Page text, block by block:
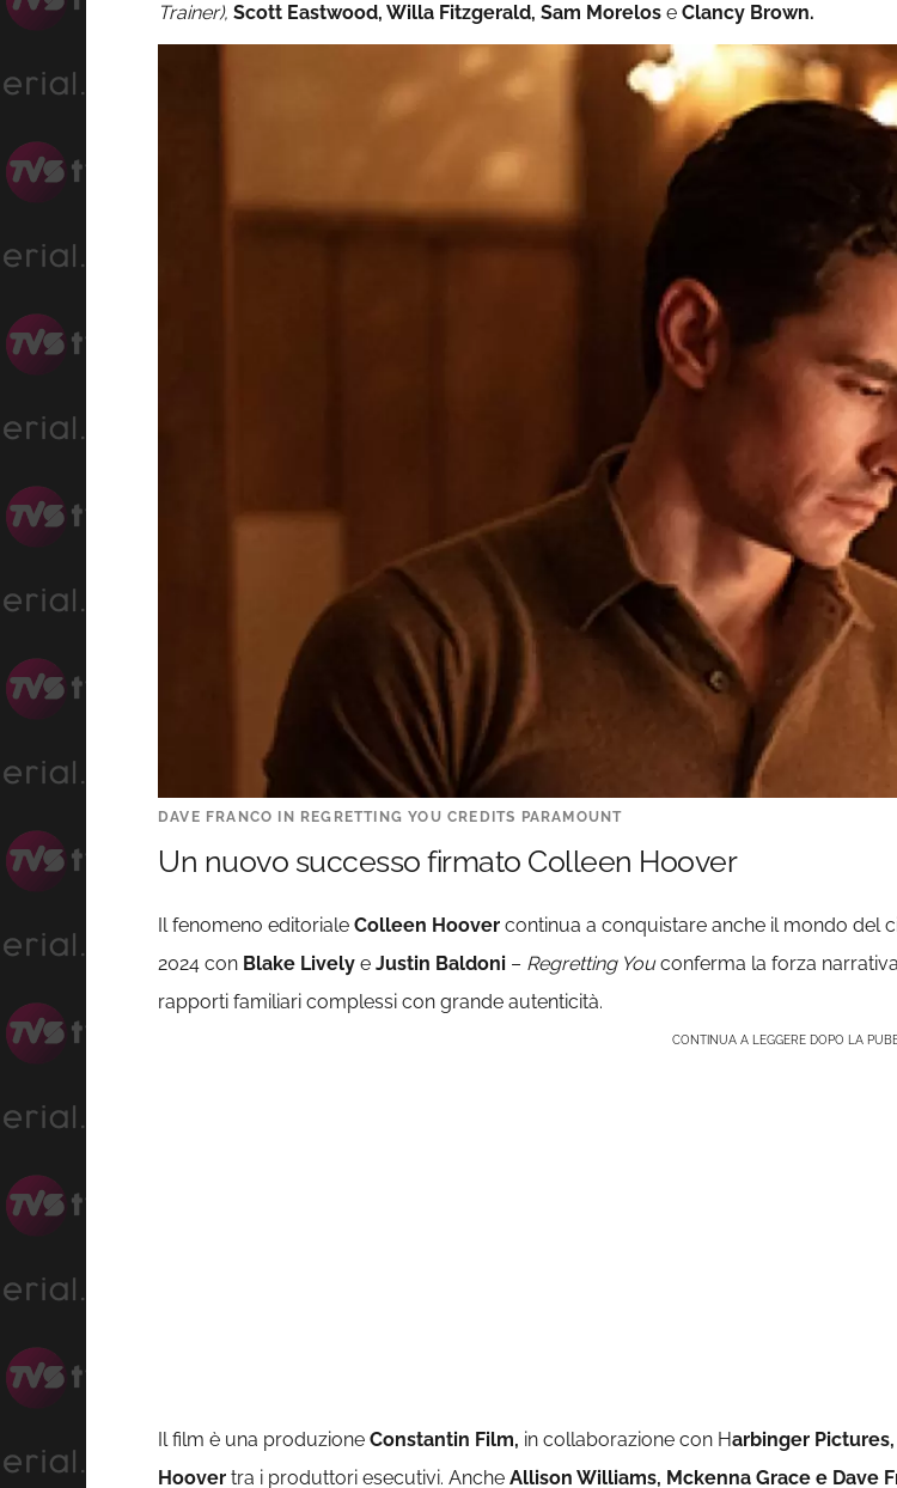
Trainer), Scott Eastwood, Willa Fitzgerald, Sam Morelos e Clancy Brown.
DAVE FRANCO IN REGRETTING YOU CREDITS PARAMOUNT
Un nuovo successo firmato Colleen Hoover
Il fenomeno editoriale Colleen Hoover continua a conquistare anche il mondo del
2024 con Blake Lively e Justin Baldoni – Regretting Youconferma la forza
rapporti familiari complessi con grande autenticità.
CONTINUA A LEGGERE DOPO LA
Il film è una produzione Constantin Film, in collaborazione con Harbinger
Hoover tra i produttori esecutivi. Anche Allison Williams, Mckenna Grace e Dave